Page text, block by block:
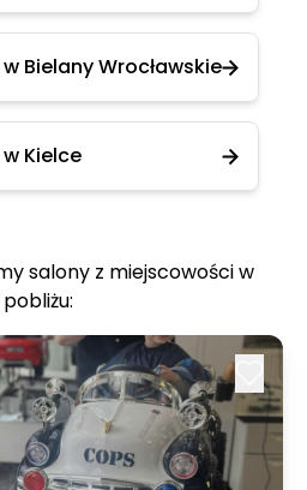
Bielany Wrocławskie
Kielce
salony z miejscowości w
pobliżu: